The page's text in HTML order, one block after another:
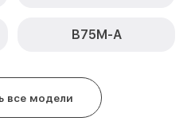
B75M-A
все модели